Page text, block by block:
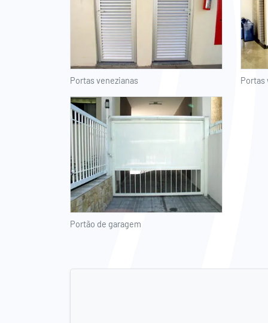
Portas venezianas Portas
Portão de garagem